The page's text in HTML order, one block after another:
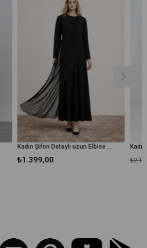
Kadın Şifon Detaylı uzun Elbise - 12447ELB - Siyah
₺899,00